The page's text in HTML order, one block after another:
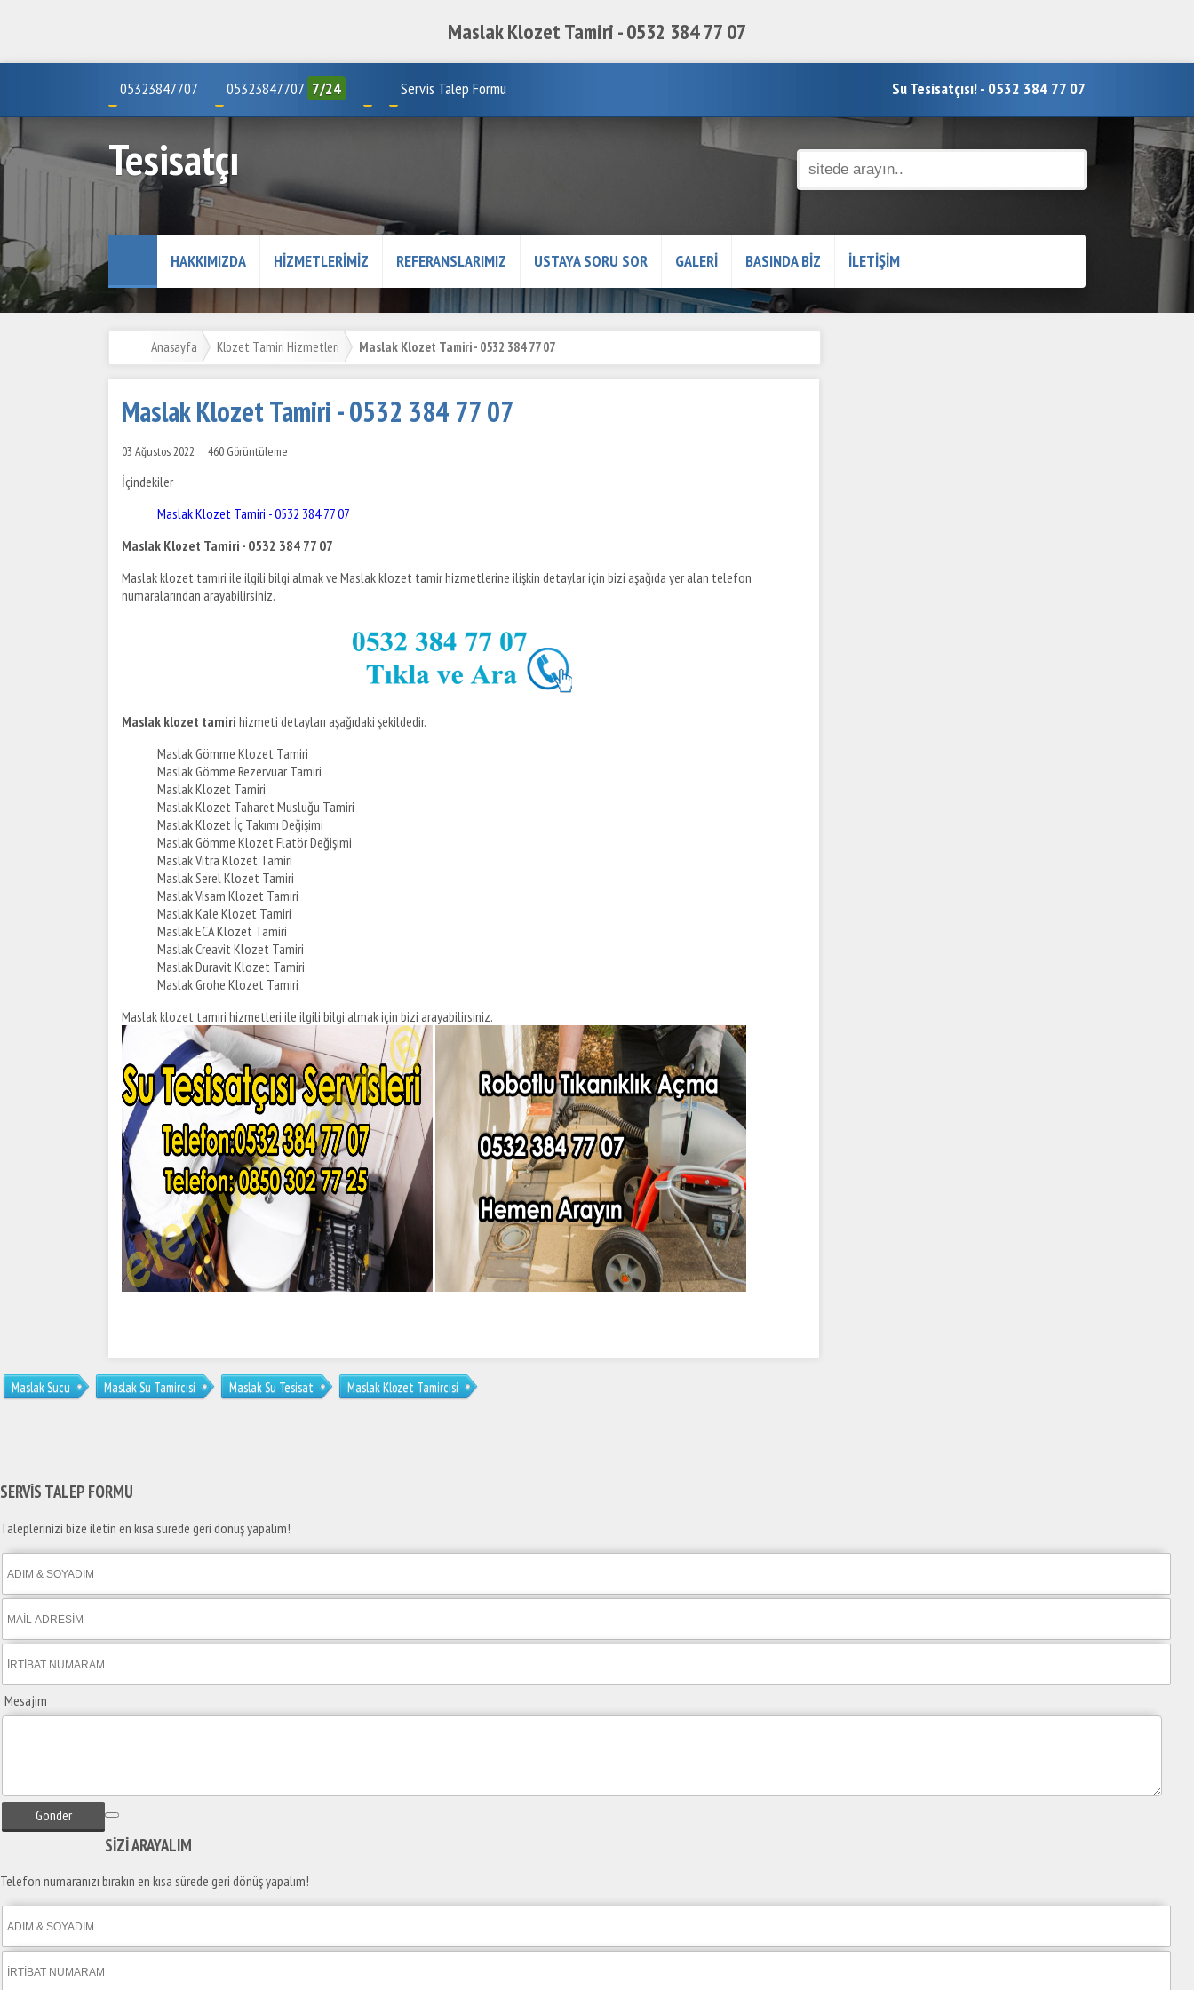
Maslak Klozet Tamiri - 0532 384 77 07
05323847707 05323847707 7/24 Servis Talep Formu Su Tesisatçısı! - 0532 384 77 07
Tesisatçı
HAKKIMIZDA HIZMETLERIMIZ REFERANSLARIMIZ USTAYA SORU SOR GALERİ BASINDA BİZ İLETİŞİM
Anasayfa Klozet Tamiri Hizmetleri Maslak Klozet Tamiri - 0532 384 77 07
Maslak Klozet Tamiri - 0532 384 77 07
03 Ağustos 2022 460 Görüntüleme
İçindekiler
Maslak Klozet Tamiri - 0532 384 77 07
Maslak Klozet Tamiri - 0532 384 77 07
Maslak klozet tamiri ile ilgili bilgi almak ve Maslak klozet tamir hizmetlerine ilişkin detaylar için bizi aşağıda yer alan telefon
numaralarından arayabilirsiniz.
Maslak klozet tamiri hizmeti detayları aşağıdaki şekildedir.
Maslak Gömme Klozet Tamiri
Maslak Gömme Rezervuar Tamiri
Maslak Klozet Tamiri
Maslak Klozet Taharet Musluğu Tamiri
Maslak Klozet İç Takımı Değişimi
Maslak Gömme Klozet Flatör Değişimi
Maslak Vitra Klozet Tamiri
Maslak Serel Klozet Tamiri
Maslak Visam Klozet Tamiri
Maslak Kale Klozet Tamiri
Maslak ECA Klozet Tamiri
Maslak Creavit Klozet Tamiri
Maslak Duravit Klozet Tamiri
Maslak Grohe Klozet Tamiri
Maslak klozet tamiri hizmetleri ile ilgili bilgi almak için bizi arayabilirsiniz.
Maslak Sucu Maslak Su Tamircisi Maslak Su Tesisat Maslak Klozet Tamircisi
SERVİS TALEP FORMU
Taleplerinizi bize iletin en kısa sürede geri dönüş yapalım!
Mesajım
Gönder
SİZİARAYALIM
Telefon numaranızı bırakın en kısa sürede geri dönüş yapalım!